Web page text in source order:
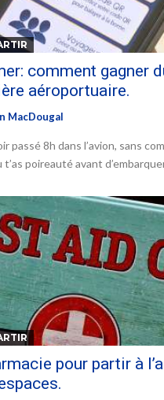
comment gagner
aéroportuaire.
MacDougal
passé 8h dans l’avion, sans
t’as poireauté avant
pour partir à